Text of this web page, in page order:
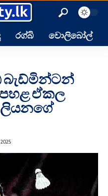
රග්බි වොලිබෝල්
පහළ ඒකල
ලියනගේ